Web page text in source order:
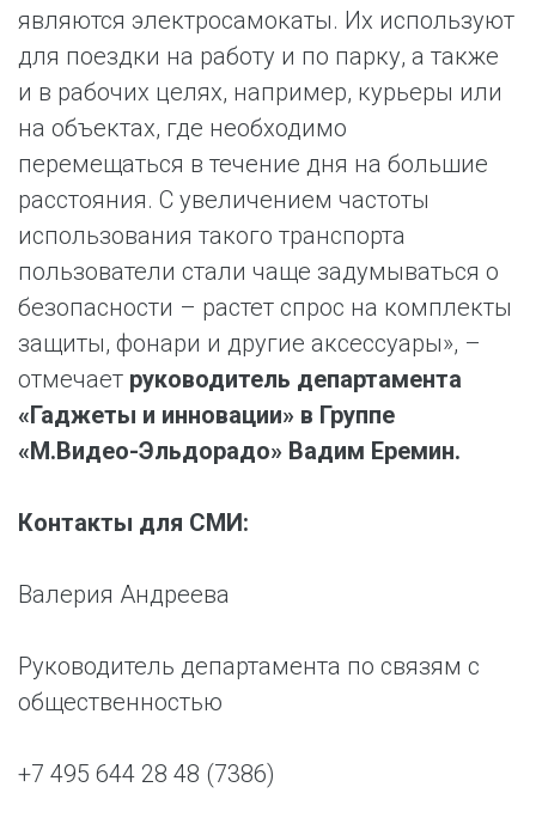
являются электросамокаты. Их используют
для поездки на работу и по парку, а также
и в рабочих целях, например, курьеры или
на объектах, где необходимо
перемещаться в течение дня на большие
расстояния. С увеличением частоты
использования такого транспорта
пользователи стали чаще задумываться о
безопасности – растет спрос на комплекты
защиты, фонари и другие аксессуары», –
отмечает руководитель департамента
«Гаджеты и инновации» в Группе
«М.Видео-Эльдорадо» Вадим Еремин.
Контакты для СМИ:
Валерия Андреева
Руководитель департамента по связям с
общественностью
+7 495 644 28 48 (7386)